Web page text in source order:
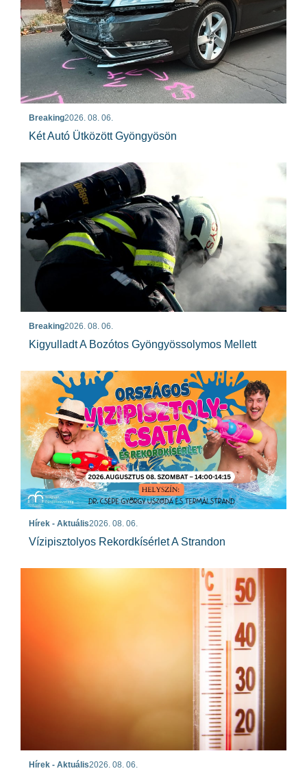
Breaking2026. 08. 06.
Két Autó Ütközött Gyöngyösön
Breaking2026. 08. 06.
Kigyulladt A Bozótos Gyöngyössolymos Mellett
Hírek - Aktuális2026. 08. 06.
Vízipisztolyos Rekordkísérlet A Strandon
Hírek - Aktuális2026. 08. 06.